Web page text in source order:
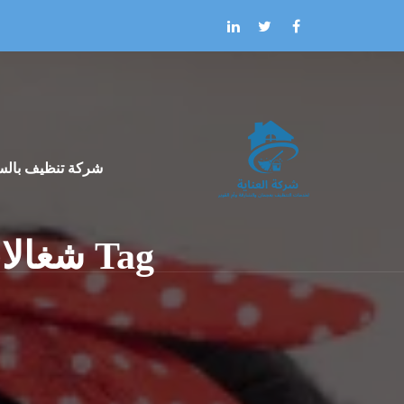
شركة تنظيف
Tag شغالات تنظيف منازل بالساعة في عجمان